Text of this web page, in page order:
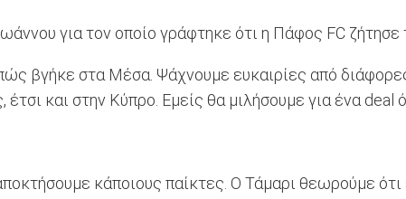
για τον οποίο γράφτηκε ότι η Πάφος FC ζήτησε
βγήκε στα Mέσα. Ψάχνουμε ευκαιρίες από
και στην Κύπρο. Εμείς θα μιλήσουμε για ένα deal
κάποιους παίκτες. Ο Τάμαρι θεωρούμε ότι